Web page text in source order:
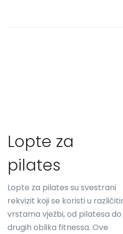
Lopte za
pilates
Lopte za pilates su svestrani
rekvizit koji se koristi u
vrstama vježbi, od pilatesa do
drugih oblika fitnessa. Ove